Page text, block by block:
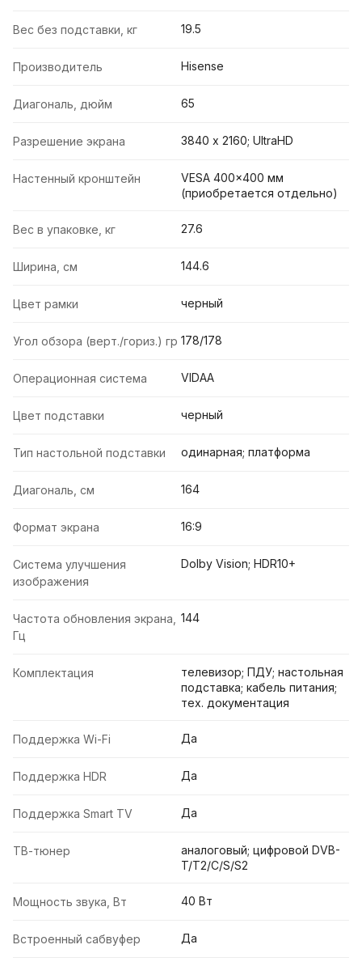
Вес без подставки, кг 19.5
Производитель Hisense
Диагональ, дюйм 65
Разрешение экрана 3840 х 2160; UltraHD
Настенный кронштейн
VESA 400x400 мм
(приобретается отдельно)
Вес в упаковке, кг 27.6
Ширина, см 144.6
Цвет рамки черный
Угол обзора (верт./гориз.) гр 178/178
Операционная система VIDAA
Цвет подставки черный
Тип настольной подставки одинарная; платформа
Диагональ, см 164
Формат экрана 16:9
Система улучшения
изображения
Dolby Vision; HDR10+
Частота обновления экрана,
Гц
144
Комплектация
телевизор; ПДУ; настольная
подставка; кабель питания;
тех. документация
Поддержка Wi-Fi Да
Поддержка HDR Да
Поддержка Smart TV Да
ТВ-тюнер
аналоговый; цифровой DVB-
T/T2/C/S/S2
Мощность звука, Вт 40 Вт
Встроенный сабвуфер Да